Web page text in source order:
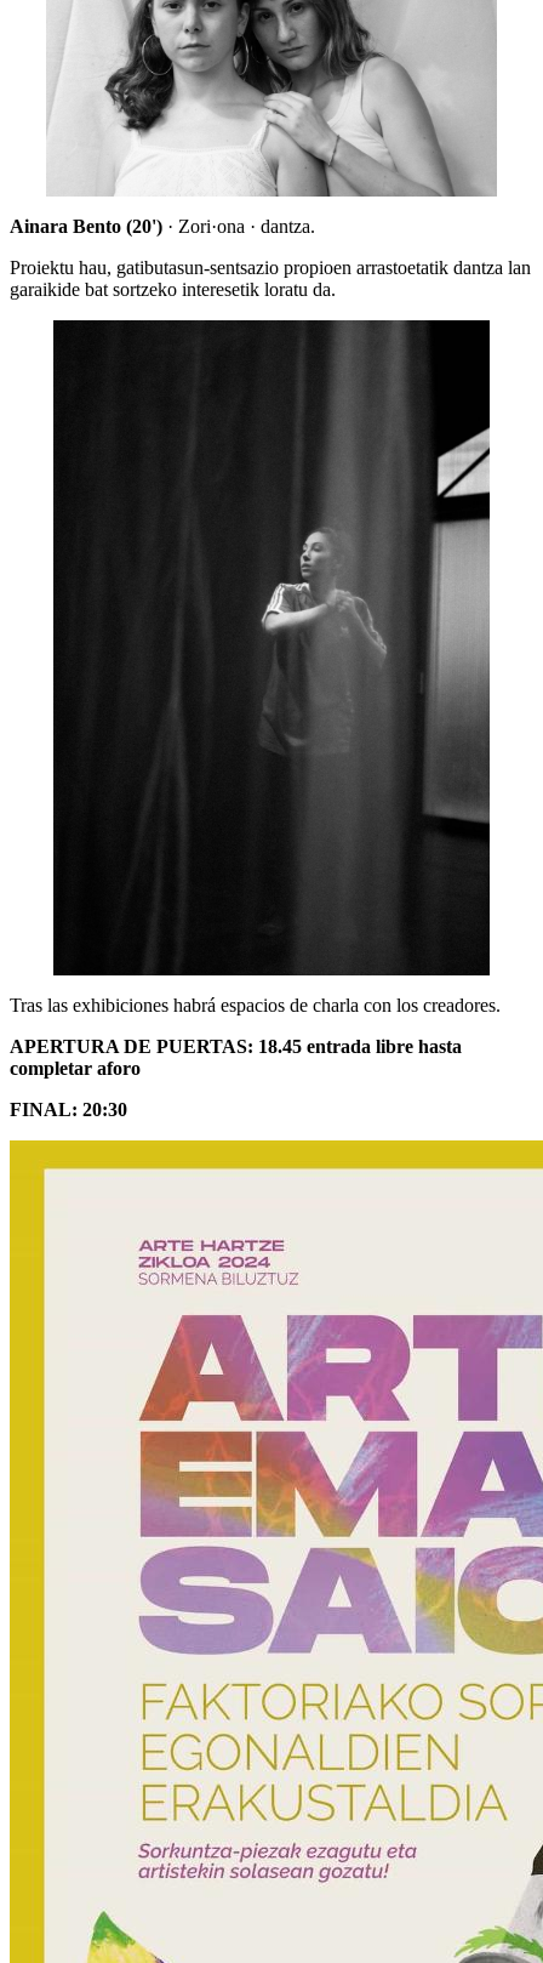
Ainara Bento (20') · Zori·ona · dantza.
Proiektu hau, gatibutasun-sentsazio propioen arrastoetatik dantza lan
garaikide bat sortzeko interesetik loratu da.
Tras las exhibiciones habrá espacios de charla con los creadores.
APERTURA DE PUERTAS: 18.45 entrada libre hasta
completar aforo
FINAL: 20:30